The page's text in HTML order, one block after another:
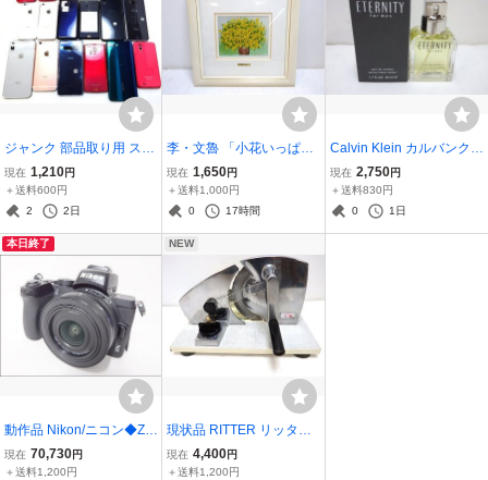
ジャンク 部品取り用 スマ
ホ 18台まとめ■iPhone G
alaxy ARROWS 等/アップ
ル サムスン OPPO LG 等■
現在 1,210円
＋送料600円
2
2日
李・文魯 「小花いっぱ
い」黄色 絵画 油彩 リー・
ムンロー M.LEE 額サイズ
高さ36.5×幅37㎝
現在 1,650円
＋送料1,000円
0
17時間
Calvin Klein カルバンクラ
イン ETERNITY for men
エタニティ フォーメン■
オードトワレ EDT 50ml
現在 2,750円
＋送料830円
0
1日
本日終了
動作品 Nikon/ニコン◆Z5
0/ミラーレス一眼◆4K・
Wi-Fi・Bluetooth対応 NIK
現在 70,730円
＋送料1,200円
NEW
現状品 RITTER リッター
手動式万能スライサー・
ドイツ製 ダイヤル調整器
現在 4,400円
＋送料1,200円